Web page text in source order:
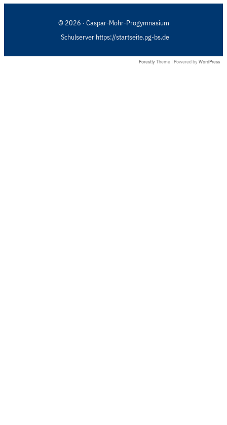
© 2026 · Caspar-Mohr-Progymnasium
Schulserver https://startseite.pg-bs.de
Forestly Theme | Powered by WordPress